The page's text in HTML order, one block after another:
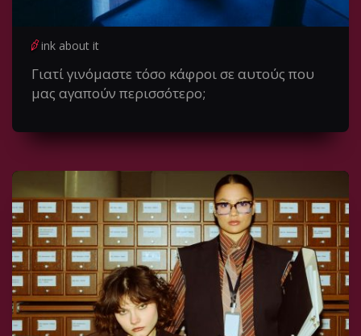
ink about it
Γιατί γινόμαστε τόσο κάφροι σε αυτούς που
μας αγαπούν περισσότερο;